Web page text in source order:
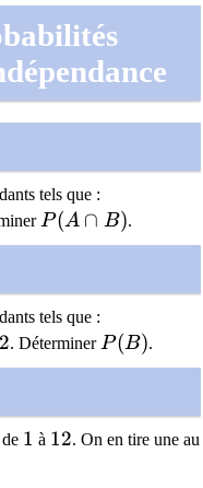
tels que :
P(A \cap B)
P(A ∩ B).
tels que :
2. DéterminerP(B)
P(B).
1
1 à 12
12. On en tire une au